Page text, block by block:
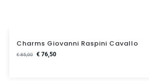
Charms Giovanni Raspini Cavallo
€85,00 €76,50